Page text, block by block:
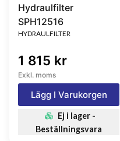
Hydraulfilter
SPH12516
HYDRAULFILTER
1 815 kr
Exkl. moms
Lägg I Varukorgen
Ej i lager -
Beställningsvara